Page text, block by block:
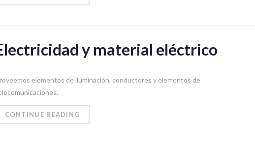
y material eléctrico
elementos de iluminación, conductores y elementos de
CONTINUE READING